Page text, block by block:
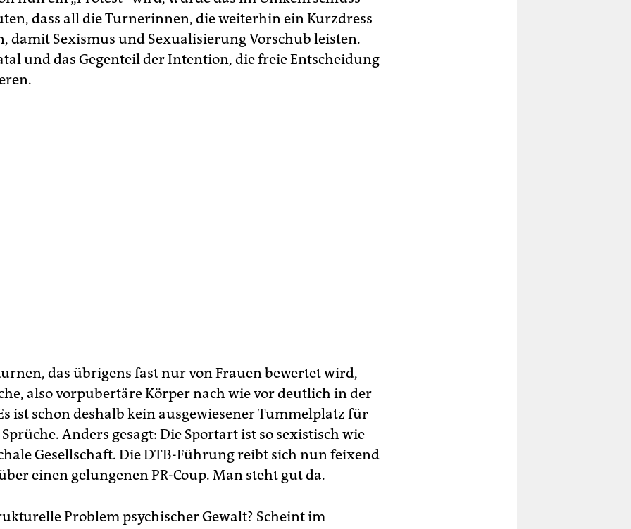
dass all die Turnerinnen, die weiterhin ein Kurzdress
damit Sexismus und Sexualisierung Vorschub leisten.
und das Gegenteil der Intention, die freie Entscheidung
das übrigens fast nur von Frauen bewertet wird,
also vorpubertäre Körper nach wie vor deutlich in der
ist schon deshalb kein ausgewiesener Tummelplatz für
Anders gesagt: Die Sportart ist so sexistisch wie
Gesellschaft. Die DTB-Führung reibt sich nun feixend
einen gelungenen PR-Coup. Man steht gut da.
Problem psychischer Gewalt? Scheint im